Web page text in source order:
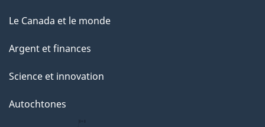
Le Canada et le monde
Argent et finances
Science et innovation
Autochtones